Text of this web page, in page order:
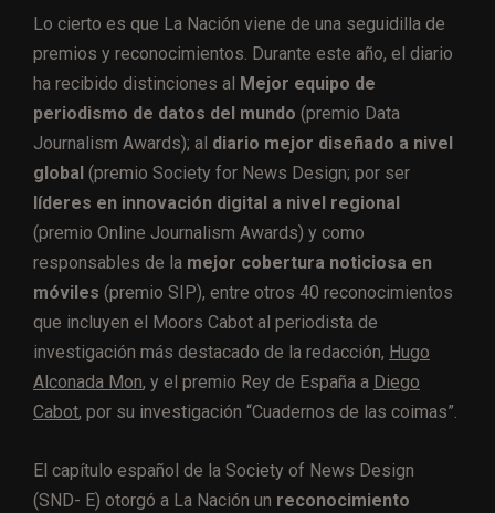
Lo cierto es que La Nación viene de una seguidilla de
premios y reconocimientos. Durante este año, el diario
ha recibido distinciones al Mejor equipo de
periodismo de datos del mundo (premio Data
Journalism Awards); al diario mejor diseñado a nivel
global (premio Society for News Design; por ser
líderes en innovación digital a nivel regional
(premio Online Journalism Awards) y como
responsables de la mejor cobertura noticiosa en
móviles (premio SIP), entre otros 40 reconocimientos
que incluyen el Moors Cabot al periodista de
investigación más destacado de la redacción, Hugo
Alconada Mon, y el premio Rey de España a Diego
Cabot, por su investigación “Cuadernos de las coimas”.
El capítulo español de la Society of News Design
(SND- E) otorgó a La Nación un reconocimiento